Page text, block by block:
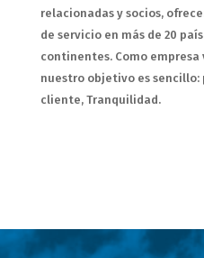
relacionadas y socios,
de servicio en más de 20
continentes. Como
nuestro objetivo es
cliente, Tranquilidad.